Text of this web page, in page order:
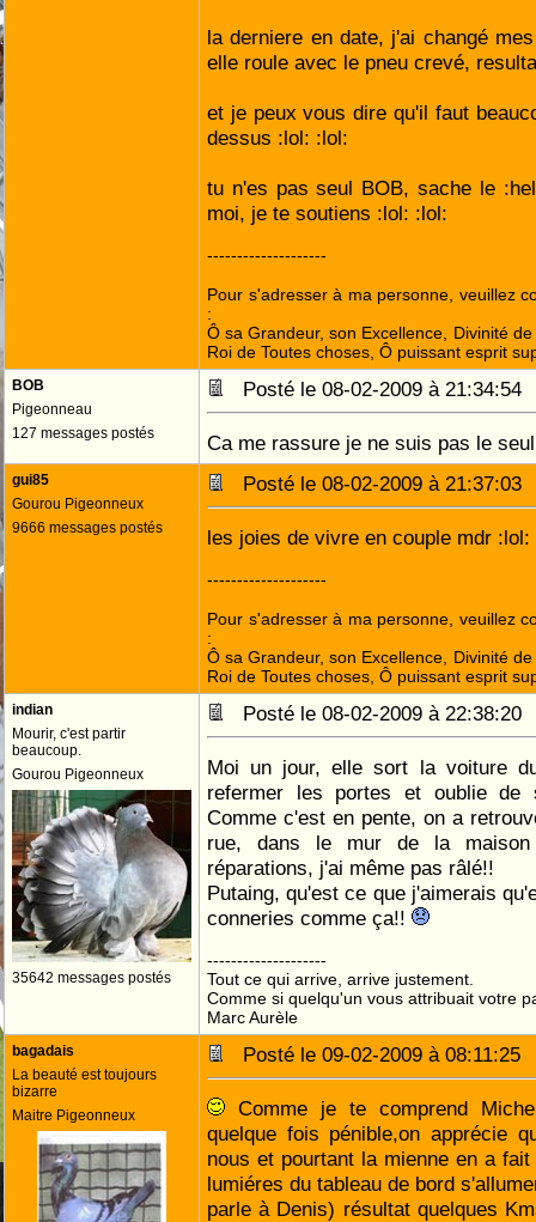
la derniere en date, j'ai changé
elle roule avec le pneu crevé,
et je peux vous dire qu'il faut
dessus :lol: :lol:
tu n'es pas seul BOB, sache le
moi, je te soutiens :lol: :lol:
--------------------
Pour s'adresser à ma personne, veuillez
:
Ô sa Grandeur, son Excellence, Divinité
Roi de Toutes choses, Ô puissant esprit
BOB
Pigeonneau
127 messages postés
Posté le 08-02-2009 à
Ca me rassure je ne suis pas le seul
gui85
Gourou Pigeonneux
9666 messages postés
Posté le 08-02-2009 à
les joies de vivre en couple mdr :lol:
--------------------
Pour s'adresser à ma personne, veuillez
:
Ô sa Grandeur, son Excellence, Divinité
Roi de Toutes choses, Ô puissant esprit
indian
Mourir, c'est partir
beaucoup.
Gourou Pigeonneux
35642 messages postés
Posté le 08-02-2009 à
Moi un jour, elle sort la voiture
refermer les portes et oublie
Comme c'est en pente, on a
rue, dans le mur de la
réparations, j'ai même pas râlé!!
Putaing, qu'est ce que j'aimerais
conneries comme ça!!
--------------------
Tout ce qui arrive, arrive justement.
Comme si quelqu'un vous attribuait votre
Marc Aurèle
bagadais
La beauté est toujours
bizarre
Maitre Pigeonneux
Posté le 09-02-2009 à
Comme je te comprend
quelque fois pénible,on apprécie
nous et pourtant la mienne en a
lumiéres du tableau de bord
parle à Denis) résultat quelques